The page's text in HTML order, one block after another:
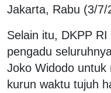
Jakarta, Rabu (3/7/
Selain itu, DKPP
pengadu
Joko Widodo untuk
kurun waktu tujuh